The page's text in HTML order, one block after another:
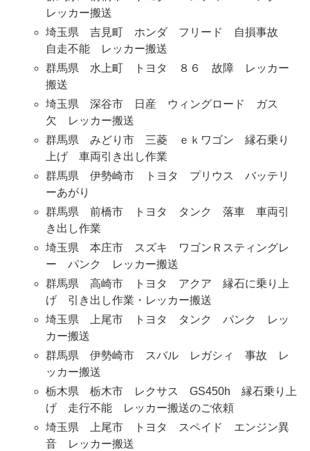
レッカー搬送
埼玉県 吉見町 ホンダ フリード 自損事故
自走不能 レッカー搬送
群馬県 水上町 トヨタ ８６ 故障 レッカー
搬送
埼玉県 深谷市 日産 ウィングロード ガス
欠 レッカー搬送
群馬県 みどり市 三菱 ｅｋワゴン 縁石乗り
上げ 車両引き出し作業
群馬県 伊勢崎市 トヨタ プリウス バッテリ
ーあがり
群馬県 前橋市 トヨタ タンク 落車 車両引
き出し作業
埼玉県 本庄市 スズキ ワゴンＲスティングレ
ー パンク レッカー搬送
群馬県 高崎市 トヨタ アクア 縁石に乗り上
げ 引き出し作業・レッカー搬送
埼玉県 上尾市 トヨタ タンク パンク レッ
カー搬送
群馬県 伊勢崎市 スバル レガシィ 事故 レ
ッカー搬送
栃木県 栃木市 レクサス GS450h 縁石乗り上
げ 走行不能 レッカー搬送のご依頼
埼玉県 上尾市 トヨタ スペイド エンジン異
音 レッカー搬送